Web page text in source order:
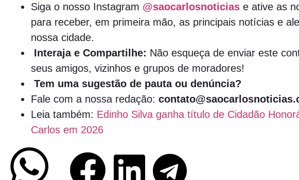
Siga o nosso Instagram @saocarlosnoticias e ative as
para receber, em primeira mão, as principais notícias e
nossa cidade.
Interaja e Compartilhe: Não esqueça de enviar este
seus amigos, vizinhos e grupos de moradores!
Tem uma sugestão de pauta ou denúncia?
Fale com a nossa redação:
Leia também: Edinho Silva ganha título de Cidadão
Carlos em 2026